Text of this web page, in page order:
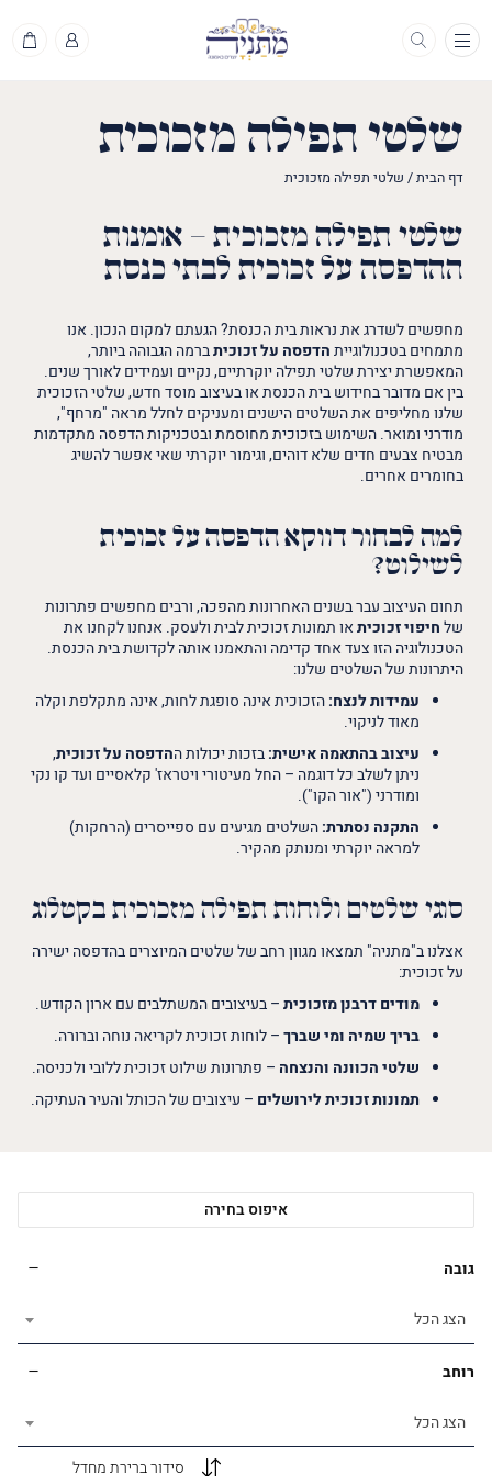
תפריט
שלטי תפילה מזכוכית
דף הבית/ שלטי תפילה מזכוכית
שלטי תפילה מזכוכית – אומנות
ההדפסה על זכוכית לבתי כנסת
מחפשים לשדרג את נראות בית הכנסת? הגעתם למקום הנכון. אנו
מתמחים בטכנולוגייתהדפסה על זכוכיתברמה הגבוהה ביותר,
המאפשרת יצירת שלטי תפילה יוקרתיים, נקיים ועמידים לאורך שנים.
בין אם מדובר בחידוש בית הכנסת או בעיצוב מוסד חדש, שלטי הזכוכית
שלנו מחליפים את השלטים הישנים ומעניקים לחלל מראה "מרחף",
מודרני ומואר. השימוש בזכוכית מחוסמת ובטכניקות הדפסה מתקדמות
מבטיח צבעים חדים שלא דוהים, וגימור יוקרתי שאי אפשר להשיג
בחומרים אחרים.
למה לבחור דווקא הדפסה על זכוכית
לשילוט?
תחום העיצוב עבר בשנים האחרונות מהפכה, ורבים מחפשים פתרונות
שלחיפוי זכוכיתאו תמונות זכוכית לבית ולעסק. אנחנו לקחנו את
הטכנולוגיה הזו צעד אחד קדימה והתאמנו אותה לקדושת בית הכנסת.
היתרונות של השלטים שלנו:
עמידות לנצח:הזכוכית אינה סופגת לחות, אינה מתקלפת וקלה
מאוד לניקוי.
עיצוב בהתאמה אישית:בזכות יכולות ההדפסה על זכוכית,
ניתן לשלב כל דוגמה – החל מעיטורי ויטראז' קלאסיים ועד קו נקי
ומודרני ("אור הקו").
התקנה נסתרת:השלטים מגיעים עם ספייסרים (הרחקות)
למראה יוקרתי ומנותק מהקיר.
סוגי שלטים ולוחות תפילה מזכוכית בקטלוג
אצלנו ב"מתניה" תמצאו מגוון רחב של שלטים המיוצרים בהדפסה ישירה
על זכוכית:
מודים דרבנן מזכוכית– בעיצובים המשתלבים עם ארון הקודש.
בריך שמיה ומי שברך– לוחות זכוכית לקריאה נוחה וברורה.
שלטי הכוונה והנצחה – פתרונות שילוט זכוכית ללובי ולכניסה.
תמונות זכוכית לירושלים – עיצובים של הכותל והעיר העתיקה.
איפוס בחירה
גובה
הצג הכל
רוחב
הצג הכל